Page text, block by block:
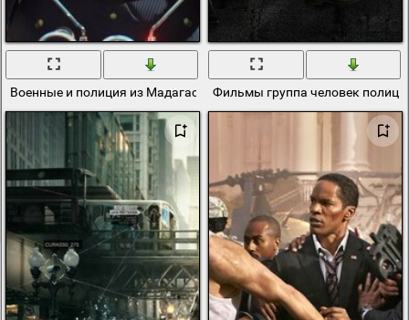
Военные и полиция из МадагаскараФильмы группа человек